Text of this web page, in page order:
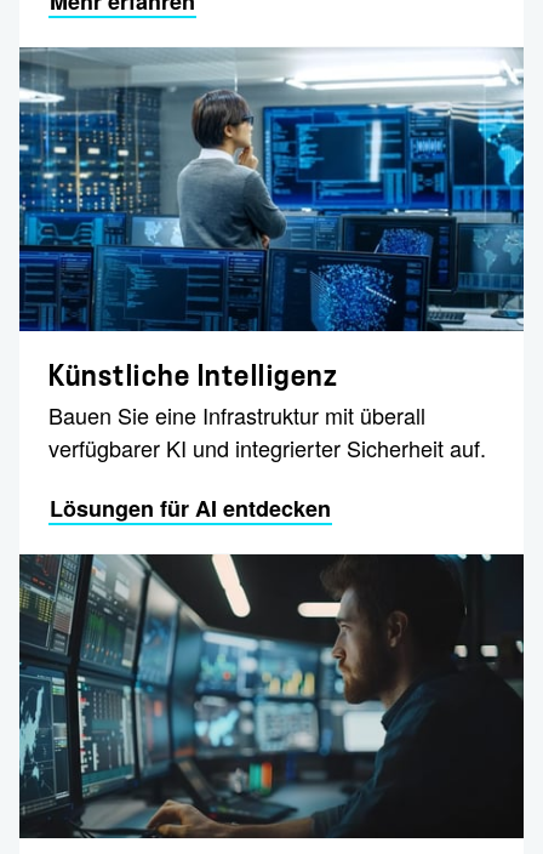
Künstliche Intelligenz
Bauen Sie eine Infrastruktur mit überall
verfügbarer KI und integrierter Sicherheit auf.
Lösungen für AI entdecken